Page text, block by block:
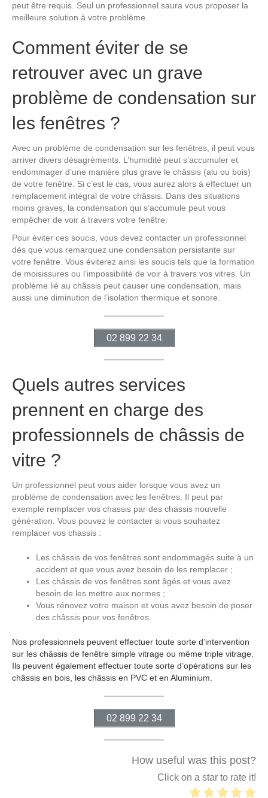
peut être requis. Seul un professionnel saura vous proposer la
meilleure solution à votre problème.
Comment éviter de se
retrouver avec un grave
problème de condensation sur
les fenêtres ?
Avec un problème de condensation sur les fenêtres, il peut vous
arriver divers désagréments. L’humidité peut s’accumuler et
endommager d’une manière plus grave le châssis (alu ou bois)
de votre fenêtre. Si c’est le cas, vous aurez alors à effectuer un
remplacement intégral de votre châssis. Dans des situations
moins graves, la condensation qui s’accumule peut vous
empêcher de voir à travers votre fenêtre.
Pour éviter ces soucis, vous devez contacter un professionnel
dès que vous remarquez une condensation persistante sur
votre fenêtre. Vous éviterez ainsi les soucis tels que la formation
de moisissures ou l’impossibilité de voir à travers vos vitres. Un
problème lié au châssis peut causer une condensation, mais
aussi une diminution de l’isolation thermique et sonore.
02 899 22 34
Quels autres services
prennent en charge des
professionnels de châssis de
vitre ?
Un professionnel peut vous aider lorsque vous avez un
problème de condensation avec les fenêtres. Il peut par
exemple remplacer vos chassis par des chassis nouvelle
génération. Vous pouvez le contacter si vous souhaitez
remplacer vos chassis :
Les châssis de vos fenêtres sont endommagés suite à un
accident et que vous avez besoin de les remplacer ;
Les châssis de vos fenêtres sont âgés et vous avez
besoin de les mettre aux normes ;
Vous rénovez votre maison et vous avez besoin de poser
des châssis pour vos fenêtres.
Nos professionnels peuvent effectuer toute sorte d’intervention
sur les châssis de fenêtre simple vitrage ou même triple vitrage.
Ils peuvent également effectuer toute sorte d’opérations sur les
châssis en bois, les châssis en PVC et en Aluminium.
02 899 22 34
How useful was this post?
Click on a star to rate it!